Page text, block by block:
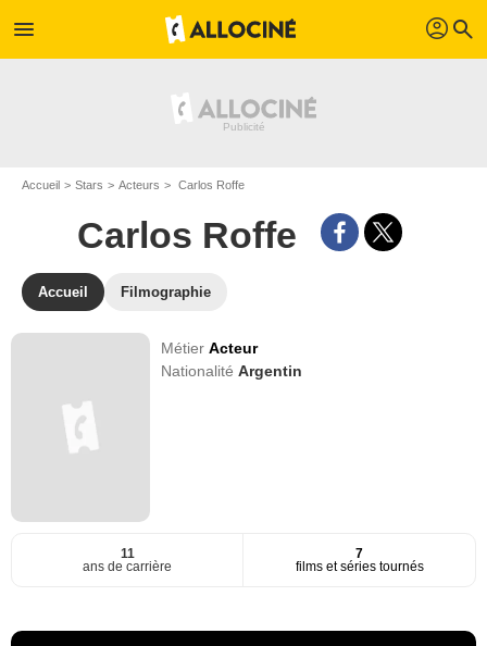
menu profil search
Accueil Stars Acteurs Carlos Roffe
Carlos Roffe
Accueil Filmographie
MétierActeur
NationalitéArgentin
11
ans de carrière
7
films et séries tournés